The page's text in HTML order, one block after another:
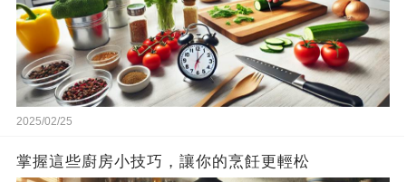
2025/02/25
掌握這些廚房小技巧，讓你的烹飪更輕松